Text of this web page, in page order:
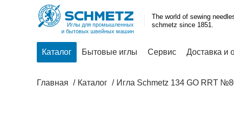
Иглы для промышленных
и бытовых швейных машин
The world of sewing
schmetz since 1851.
Каталог Бытовые иглы Сервис Доставка и
Главная Каталог Игла Schmetz 134 GO RRT